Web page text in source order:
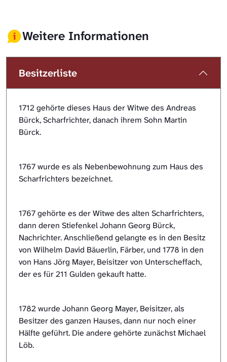
Weitere Informationen
Besitzerliste
1712 gehörte dieses Haus der Witwe des Andreas
Bürck, Scharfrichter, danach ihrem Sohn Martin
Bürck.
1767 wurde es als Nebenbewohnung zum Haus des
Scharfrichters bezeichnet.
1767 gehörte es der Witwe des alten Scharfrichters,
dann deren Stiefenkel Johann Georg Bürck,
Nachrichter. Anschließend gelangte es in den Besitz
von Wilhelm David Bäuerlin, Färber, und 1778 in den
von Hans Jörg Mayer, Beisitzer von Unterscheffach,
der es für 211 Gulden gekauft hatte.
1782 wurde Johann Georg Mayer, Beisitzer, als
Besitzer des ganzen Hauses, dann nur noch einer
Hälfte geführt. Die andere gehörte zunächst Michael
Löb.